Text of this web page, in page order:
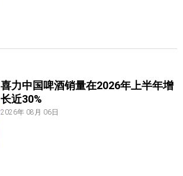
喜力中国啤酒销量在2026年上半年增
长近30%
2026年 08月 06日